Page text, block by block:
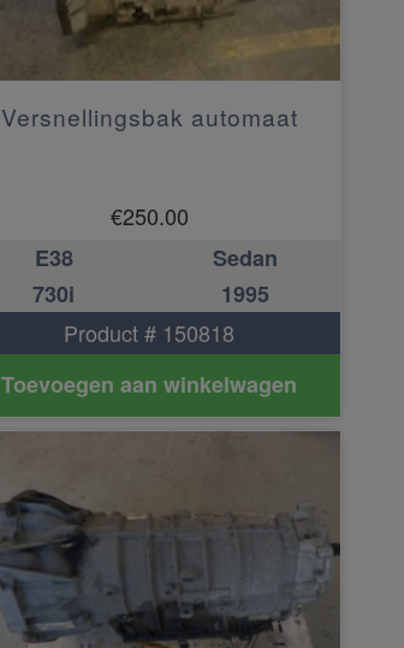
Versnellingsbak automaat
€250.00
E38
Sedan
730i
1995
Product # 150818
Toevoegen aan winkelwagen